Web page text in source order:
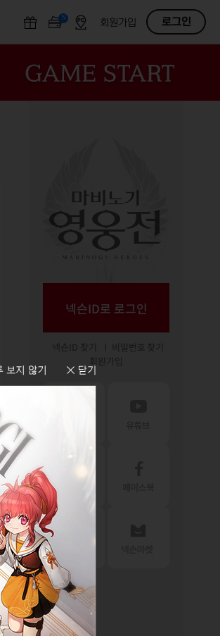
N OFF회원가입 로그인
넥슨ID로 로그인
넥슨ID 찾기
비밀번호 찾기
회원가입